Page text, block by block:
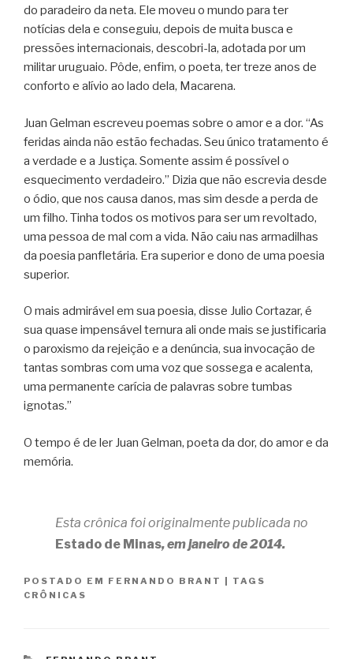
do paradeiro da neta. Ele moveu o mundo para ter
notícias dela e conseguiu, depois de muita busca e
pressões internacionais, descobri-la, adotada por um
militar uruguaio. Pôde, enfim, o poeta, ter treze anos de
conforto e alívio ao lado dela, Macarena.
Juan Gelman escreveu poemas sobre o amor e a dor. “As
feridas ainda não estão fechadas. Seu único tratamento é
a verdade e a Justiça. Somente assim é possível o
esquecimento verdadeiro.” Dizia que não escrevia desde
o ódio, que nos causa danos, mas sim desde a perda de
um filho. Tinha todos os motivos para ser um revoltado,
uma pessoa de mal com a vida. Não caiu nas armadilhas
da poesia panfletária. Era superior e dono de uma poesia
superior.
O mais admirável em sua poesia, disse Julio Cortazar, é
sua quase impensável ternura ali onde mais se justificaria
o paroxismo da rejeição e a denúncia, sua invocação de
tantas sombras com uma voz que sossega e acalenta,
uma permanente carícia de palavras sobre tumbas
ignotas.”
O tempo é de ler Juan Gelman, poeta da dor, do amor e da
memória.
Esta crônica foi originalmente publicada no
Estado de Minas, em janeiro de 2014.
POSTADO EM FERNANDO BRANT
TAGS
CRÔNICAS